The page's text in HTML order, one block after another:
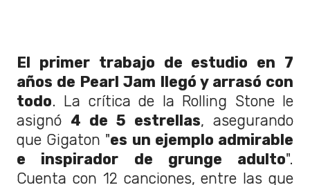
El primer trabajo de estudio en 7
años de Pearl Jam llegó y arrasó con
todo. La crítica de la Rolling Stone le
asignó 4 de 5 estrellas, asegurando
que Gigaton "es un ejemplo admirable
e inspirador de grunge adulto".
Cuenta con 12 canciones, entre las que